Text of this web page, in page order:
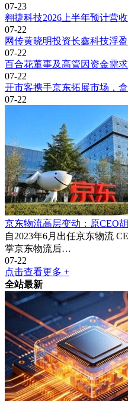
07-23
翱捷科技2026上半年预计营
07-22
网传黄晓明投资长鑫科技浮
07-22
百合花董事及高管因资金需
07-22
开市客携手京东拓展市场，
07-22
京东物流高层变动：原CEO
自2023年6月出任京东物流
掌京东物流后…
07-22
点击查看更多 +
全站最新